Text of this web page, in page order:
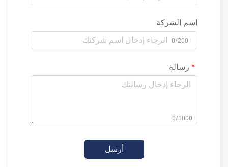
اسم الشركة
0/200
رسالة
0/1000
أرسل